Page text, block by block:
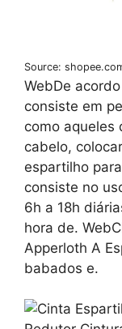
Source:
WebDe
consiste em
como aqueles
cabelo,
espartilho
consiste no
6h a 18h
hora de.
Apperloth A
babados e.